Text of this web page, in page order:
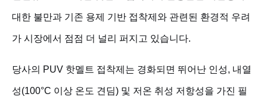
대한 불만과 기존 용제 기반 접착제와 관련된 환경적 우려
가 시장에서 점점 더 널리 퍼지고 있습니다.
당사의 PUV 핫멜트 접착제는 경화되면 뛰어난 인성, 내열
성(100°C 이상 온도 견딤) 및 저온 취성 저항성을 가진 필